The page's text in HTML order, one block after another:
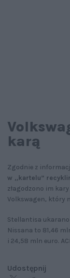
karą
Zgodnie z
w „kartelu”
złagodzono im
Volkswagen, który
Stellantisa
Nissana to 81,46
i 24,58 mln euro.
Udostępnij